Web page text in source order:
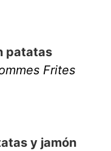
patatas
Frites
y jamón